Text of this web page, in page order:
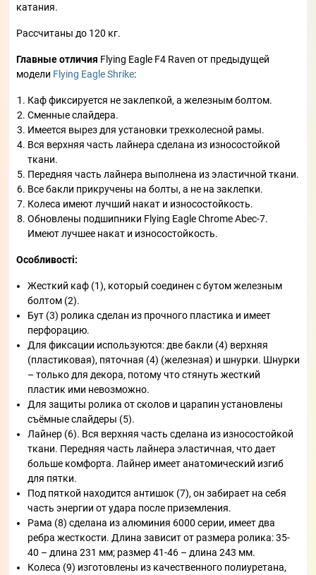
катания.
Рассчитаны до 120 кг.
Главные отличия Flying Eagle F4 Raven от предыдущей
модели Flying Eagle Shrike:
Каф фиксируется не заклепкой, а железным болтом.
Сменные слайдера.
Имеется вырез для установки трехколесной рамы.
Вся верхняя часть лайнера сделана из износостойкой
ткани.
Передняя часть лайнера выполнена из эластичной ткани.
Все бакли прикручены на болты, а не на заклепки.
Колеса имеют лучший накат и износостойкость.
Обновлены подшипники Flying Eagle Chrome Abec-7.
Имеют лучшее накат и износостойкость.
Особливості:
Жесткий каф (1), который соединен с бутом железным
болтом (2).
Бут (3) ролика сделан из прочного пластика и имеет
перфорацию.
Для фиксации используются: две бакли (4) верхняя
(пластиковая), пяточная (4) (железная) и шнурки. Шнурки
– только для декора, потому что стянуть жесткий
пластик ими невозможно.
Для защиты ролика от сколов и царапин установлены
съёмные слайдеры (5).
Лайнер (6). Вся верхняя часть сделана из износостойкой
ткани. Передняя часть лайнера эластичная, что дает
больше комфорта. Лайнер имеет анатомический изгиб
для пятки.
Под пяткой находится антишок (7), он забирает на себя
часть энергии от удара после приземления.
Рама (8) сделана из алюминия 6000 серии, имеет два
ребра жесткости. Длина зависит от размера ролика: 35-
40 – длина 231 мм; размер 41-46 – длина 243 мм.
Колеса (9) изготовлены из качественного полиуретана,